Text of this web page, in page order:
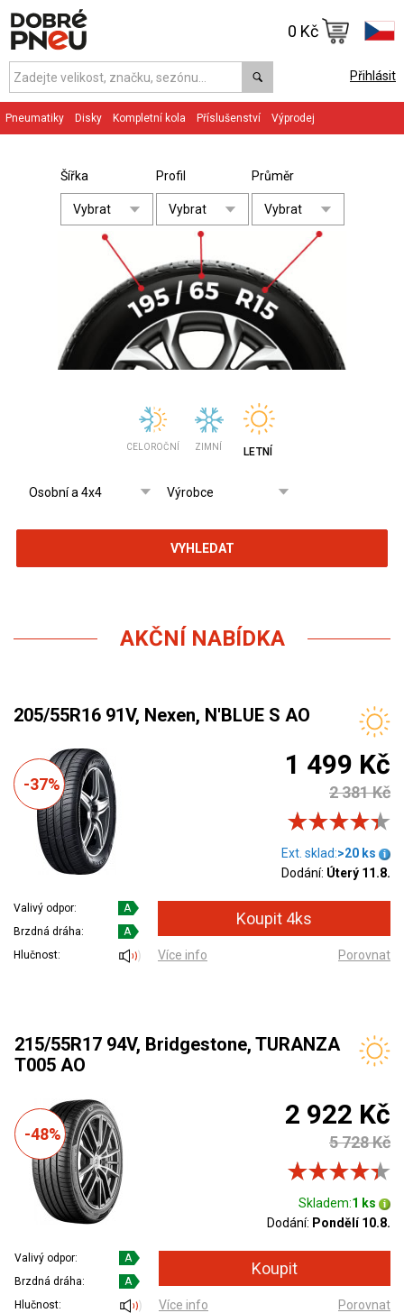
Přihlásit
0 Kč
Pneumatiky Disky Kompletní kola Příslušenství Výprodej
Šířka Profil Průměr
CELOROČNÍ ZIMNÍ LETNÍ
VYHLEDAT
AKČNÍ NABÍDKA
205/55R16 91V, Nexen, N'BLUE S AO
-37%
1 499 Kč
2 381 Kč
Ext. sklad:>20 ks
Dodání: Úterý 11.8.
Valivý odpor:
A
Brzdná dráha:
A
Hlučnost:
Více info Porovnat
215/55R17 94V, Bridgestone, TURANZA
T005 AO
-48%
2 922 Kč
5 728 Kč
Skladem:1 ks
Dodání: Pondělí 10.8.
Valivý odpor:
A
Brzdná dráha:
A
Hlučnost:
Více info Porovnat